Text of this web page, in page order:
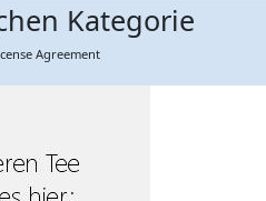
Kategorie
Agreement